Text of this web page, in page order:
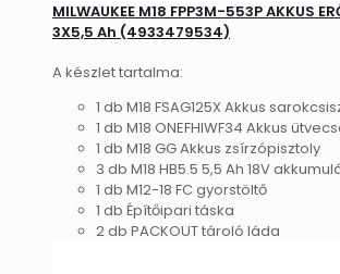
MILWAUKEE M18 FPP3M-553P AKKUS
3X5,5 Ah (4933479534)
A készlet tartalma:
1 db M18 FSAG125X Akkus
1 db M18 ONEFHIWF34 Akkus
1 db M18 GG Akkus zsírzópisztoly
3 db M18 HB5.5 5,5 Ah 18V
1 db M12-18 FC gyorstöltő
1 db Építőipari táska
2 db PACKOUT tároló láda